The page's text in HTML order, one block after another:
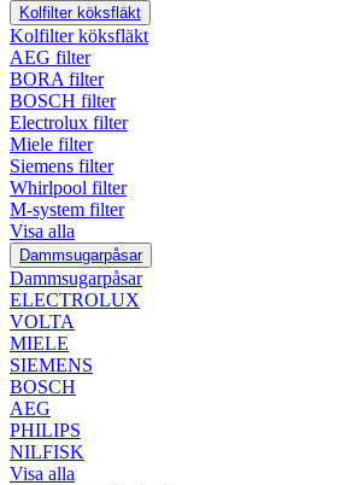
Kolfilter köksfläkt
Kolfilter köksfläkt
AEG filter
BORA filter
BOSCH filter
Electrolux filter
Miele filter
Siemens filter
Whirlpool filter
M-system filter
Visa alla
Dammsugarpåsar
Dammsugarpåsar
ELECTROLUX
VOLTA
MIELE
SIEMENS
BOSCH
AEG
PHILIPS
NILFISK
Visa alla